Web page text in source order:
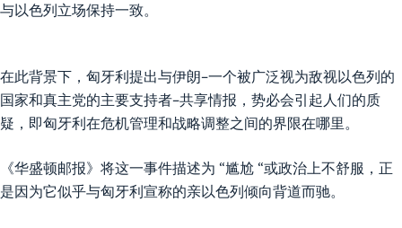
与以色列立场保持一致。
在此背景下，匈牙利提出与伊朗–一个被广泛视为敌视以色列的
国家和真主党的主要支持者–共享情报，势必会引起人们的质
疑，即匈牙利在危机管理和战略调整之间的界限在哪里。
《华盛顿邮报》将这一事件描述为 “尴尬 “或政治上不舒服，正
是因为它似乎与匈牙利宣称的亲以色列倾向背道而驰。